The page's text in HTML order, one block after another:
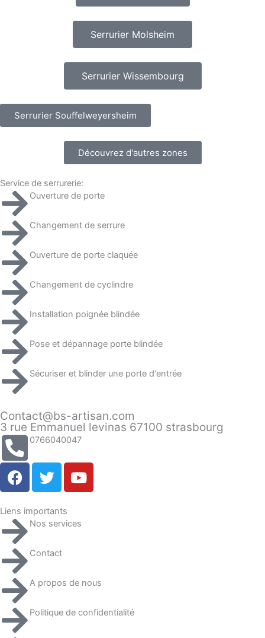
Serrurier Molsheim
Serrurier Wissembourg
Serrurier Souffelweyersheim
Découvrez d'autres zones
Service de serrurerie:
Ouverture de porte
Changement de serrure
Ouverture de porte claquée
Changement de cyclindre
Installation poignée blindée
Pose et dépannage porte blindée
Sécuriser et blinder une porte d'entrée
Contact@bs-artisan.com
3 rue Emmanuel levinas 67100 strasbourg
0766040047
F
a
e
b
o
o
k
T
w
t
t
r
Y
o
u
Liens importants
Nos services
Contact
A propos de nous
Politique de confidentialité